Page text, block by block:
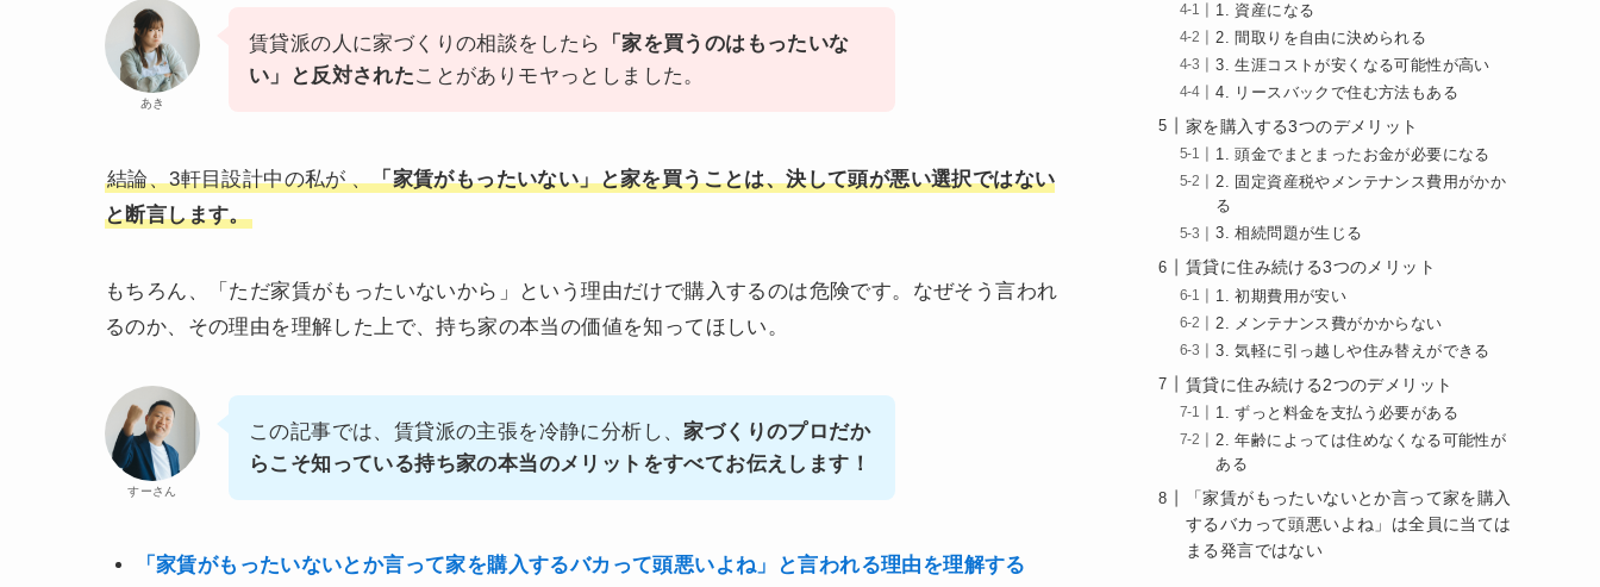
あき
賃貸派の人に家づくりの相談をしたら
「家を買うのはもったいな
い」と反対されたことがありモヤっとしました。
結論、3軒目設計中の私が 、「家賃がもったいない」と家を買うことは、決して頭が悪い選択ではない
と断言します。
もちろん、「ただ家賃がもったいないから」という理由だけで購入するのは危険です。なぜそう言われ
るのか、その理由を理解した上で、持ち家の本当の価値を知ってほしい。
すーさん
この記事では、賃貸派の主張を冷静に分析し、家づくりのプロだか
らこそ知っている持ち家の本当のメリットをすべてお伝えします！
「家賃がもったいないとか言って家を購入するバカって頭悪いよね」と言われる理由を理解する
1. 資産になる
2. 間取りを自由に決められる
3. 生涯コストが安くなる可能性が高い
4. リースバックで住む方法もある
家を購入する3つのデメリット
1. 頭金でまとまったお金が必要になる
2. 固定資産税やメンテナンス費用がかか
る
3. 相続問題が生じる
賃貸に住み続ける3つのメリット
1. 初期費用が安い
2. メンテナンス費がかからない
3. 気軽に引っ越しや住み替えができる
賃貸に住み続ける2つのデメリット
1. ずっと料金を支払う必要がある
2. 年齢によっては住めなくなる可能性が
ある
「家賃がもったいないとか言って家を購入
するバカって頭悪いよね」は全員に当ては
まる発言ではない